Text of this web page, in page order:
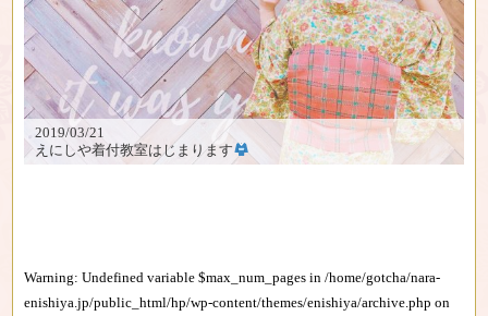
2019/03/21
えにしや着付教室はじまります
Warning: Undefined variable $max_num_pages in/home/gotcha/nara-
enishiya.jp/public_html/hp/wp-content/themes/enishiya/archive.php on